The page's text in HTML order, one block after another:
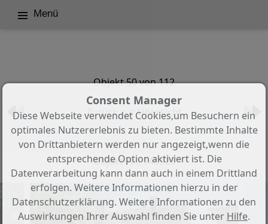
Menü
Objekt 50 von 112
Zurück zur Übersicht
Verkauft !!
Objekt-Nr.: 140923
Consent Manager
Diese Webseite verwendet Cookies,um Besuchern ein
optimales Nutzererlebnis zu bieten. Bestimmte Inhalte
von Drittanbietern werden nur angezeigt,wenn die
entsprechende Option aktiviert ist. Die
Datenverarbeitung kann dann auch in einem Drittland
erfolgen. Weitere Informationen hierzu in der
Datenschutzerklärung. Weitere Informationen zu den
Auswirkungen Ihrer Auswahl finden Sie unter Hilfe.